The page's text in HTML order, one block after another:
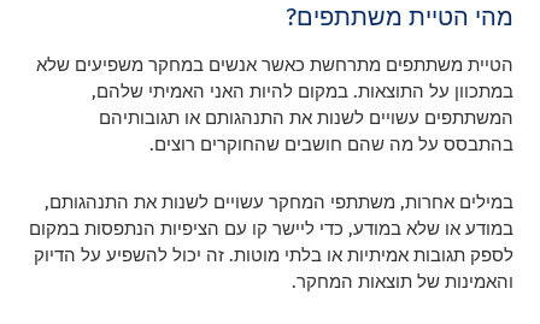
מהי הטיית משתתפים?
הטיית משתתפים מתרחשת כאשר אנשים במחקר משפיעים שלא
במתכוון על התוצאות. במקום להיות האני האמיתי שלהם,
המשתתפים עשויים לשנות את התנהגותם או תגובותיהם
בהתבסס על מה שהם חושבים שהחוקרים רוצים.
במילים אחרות, משתתפי המחקר עשויים לשנות את התנהגותם,
במודע או שלא במודע, כדי ליישר קו עם הציפיות הנתפסות במקום
לספק תגובות אמיתיות או בלתי מוטות. זה יכול להשפיע על הדיוק
והאמינות של תוצאות המחקר.